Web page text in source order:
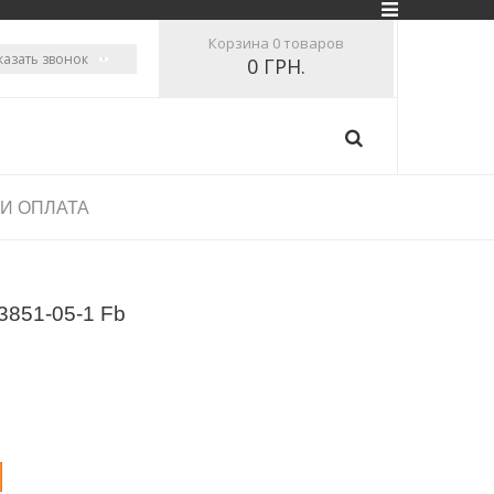
звонок
Корзина 0 товаров
0 ГРН.
ОПЛАТА
05-1 Fb